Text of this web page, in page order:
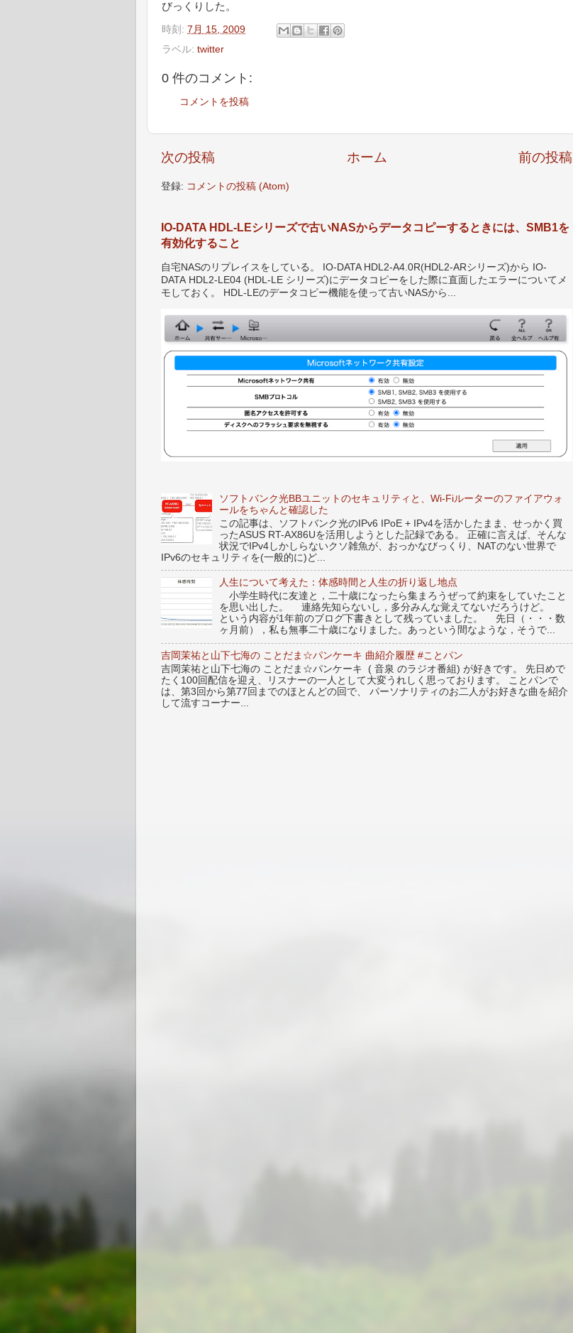
びっくりした。
時刻: 7月 15, 2009
ラベル: twitter
0 件のコメント:
コメントを投稿
次の投稿 前の投稿
ホーム
登録: コメントの投稿 (Atom)
IO-DATA HDL-LEシリーズで古いNASからデータコピーするときには、SMB1を
有効化すること
自宅NASのリプレイスをしている。 IO-DATA HDL2-A4.0R(HDL2-ARシリーズ)から IO-
DATA HDL2-LE04 (HDL-LE シリーズ)にデータコピーをした際に直面したエラーについてメ
モしておく。 HDL-LEのデータコピー機能を使って古いNASから...
ソフトバンク光BBユニットのセキュリティと、Wi-Fiルーターのファイアウォ
ールをちゃんと確認した
この記事は、ソフトバンク光のIPv6 IPoE + IPv4を活かしたまま、せっかく買
ったASUS RT-AX86Uを活用しようとした記録である。 正確に言えば、そんな
状況でIPv4しかしらないクソ雑魚が、おっかなびっくり、NATのない世界で
IPv6のセキュリティを(一般的に)ど...
人生について考えた：体感時間と人生の折り返し地点
小学生時代に友達と，二十歳になったら集まろうぜって約束をしていたこと
を思い出した。 連絡先知らないし，多分みんな覚えてないだろうけど。
という内容が1年前のブログ下書きとして残っていました。 先日（・・・数
ヶ月前），私も無事二十歳になりました。あっという間なような，そうで...
吉岡茉祐と山下七海の ことだま☆パンケーキ 曲紹介履歴 #ことパン
吉岡茉祐と山下七海の ことだま☆パンケーキ ( 音泉 のラジオ番組) が好きです。 先日めで
たく100回配信を迎え、リスナーの一人として大変うれしく思っております。 ことパンで
は、第3回から第77回までのほとんどの回で、 パーソナリティのお二人がお好きな曲を紹介
して流すコーナー...